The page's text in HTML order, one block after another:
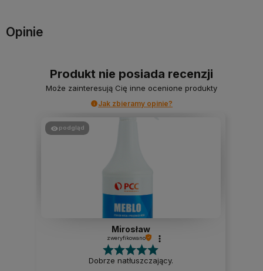
Opinie
Produkt nie posiada recenzji
Może zainteresują Cię inne ocenione produkty
Jak zbieramy opinie?
podgląd
Mirosław
zweryfikowano
Dobrze natłuszczający.